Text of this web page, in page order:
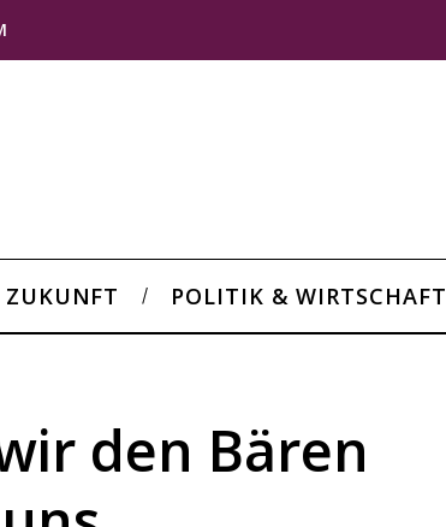
POLITIK & WIRTSCHAFT
den Bären